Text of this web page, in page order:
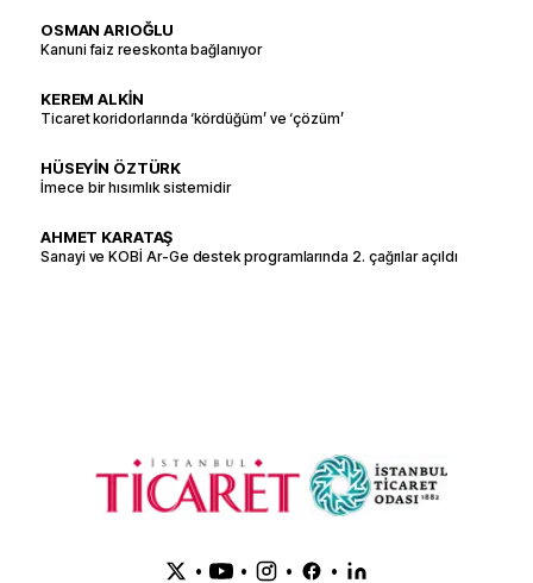
OSMAN ARIOĞLU
Kanuni faiz reeskonta bağlanıyor
KEREM ALKİN
Ticaret koridorlarında ‘kördüğüm’ ve ‘çözüm’
HÜSEYİN ÖZTÜRK
İmece bir hısımlık sistemidir
AHMET KARATAŞ
Sanayi ve KOBİ Ar-Ge destek programlarında 2. çağrılar açıldı
• • • •